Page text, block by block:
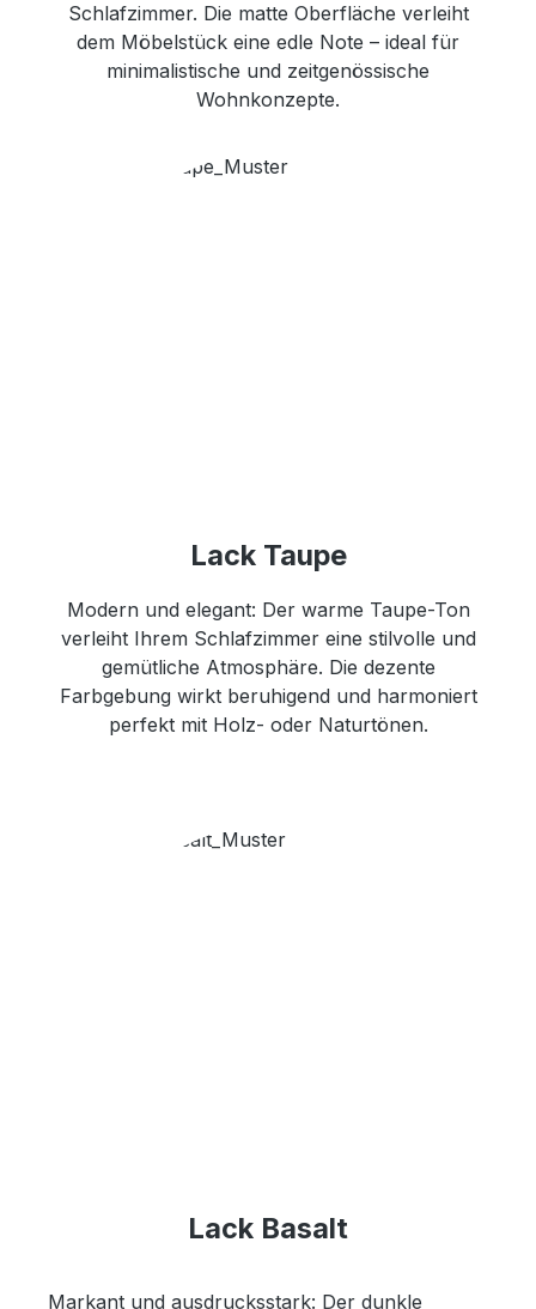
Schlafzimmer. Die matte Oberfläche verleiht
dem Möbelstück eine edle Note – ideal für
minimalistische und zeitgenössische
Wohnkonzepte.
Lack Taupe
Modern und elegant: Der warme Taupe-Ton
verleiht Ihrem Schlafzimmer eine stilvolle und
gemütliche Atmosphäre. Die dezente
Farbgebung wirkt beruhigend und harmoniert
perfekt mit Holz- oder Naturtönen.
Lack Basalt
Markant und ausdrucksstark: Der dunkle